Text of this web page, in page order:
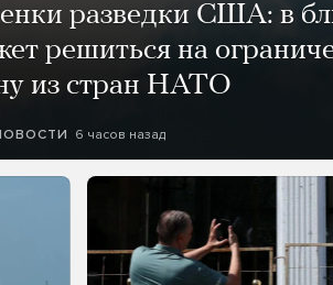
разведки США: в
решиться на
из стран НАТО
6 часов назад